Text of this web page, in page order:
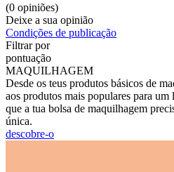
(0 opiniões)
Deixe a sua opinião
Condições de publicação
Filtrar por
pontuação
MAQUILHAGEM
Desde os teus produtos básicos de
aos produtos mais populares para
que a tua bolsa de maquilhagem
única.
descobre-o